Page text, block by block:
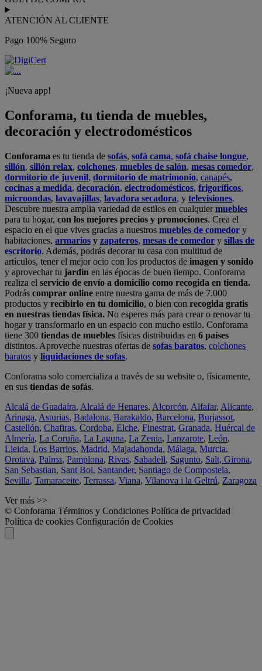
ATENCIÓN AL CLIENTE
Pago 100% Seguro
¡Nueva app!
Conforama, tu tienda de muebles,
decoración y electrodomésticos
Conforama es tu tienda de sofás, sofá cama, sofá chaise longue,
sillón, sillón relax, colchones, muebles de salón, mesas comedor,
dormitorio de juvenil, dormitorio de matrimonio, canapés,
cocinas a medida, decoración, electrodomésticos, frigoríficos,
microondas, lavavajillas, lavadora secadora, y televisiones.
Descubre nuestra amplia variedad de estilos en cualquiermuebles
para tu hogar, con los mejores precios y promociones. Crea el
espacio en el que vives gracias a nuestros muebles de comedor y
habitaciones, armarios y zapateros, mesas de comedor y sillas de
escritorio. Además, podrás decorar tu casa con multitud de
artículos, tener el mejor ocio con los productos de imagen y sonido
y aprovechar tu jardín en las épocas de buen tiempo. Conforama
realiza el servicio de envío a domicilio como recogida en tienda.
Podrás comprar online entre nuestra gama de más de 7.000
productos y recibirlo en tu domicilio, o bien con recogida gratis
en nuestras tiendas física. No esperes más para crear o renovar tu
hogar y transformarlo en un espacio con mucho estilo. Conforama
tiene 300 tiendas de muebles físicas distribuidas en 6 países
distintos. Aproveche nuestras ofertas de sofas baratos, colchones
baratos y liquidaciones de sofas.
Conforama solo comercializa a través de su website o, físicamente,
en sus tiendas de sofás.
Alcalá de Guadaíra, Alcalá de Henares, Alcorcón, Alfafar, Alicante,
Arinaga, Asturias, Badalona, Barakaldo, Barcelona, Burjassot,
Castellón, Chafiras, Cordoba, Elche, Finestrat, Granada, Huércal de
Almería, La Coruña, La Laguna, La Zenia, Lanzarote, León,
Lleida, Los Barrios, Madrid, Majadahonda, Málaga, Murcia,
Orotava, Palma, Pamplona, Rivas, Sabadell, Sagunto, Salt, Girona,
San Sebastian, Sant Boi, Santander, Santiago de Compostela,
Sevilla, Tamaraceite, Terrassa, Viana, Vilanova i la Geltrú, Zaragoza
Ver más >>
© Conforama Términos y Condiciones Política de privacidad
Política de cookies Configuración de Cookies